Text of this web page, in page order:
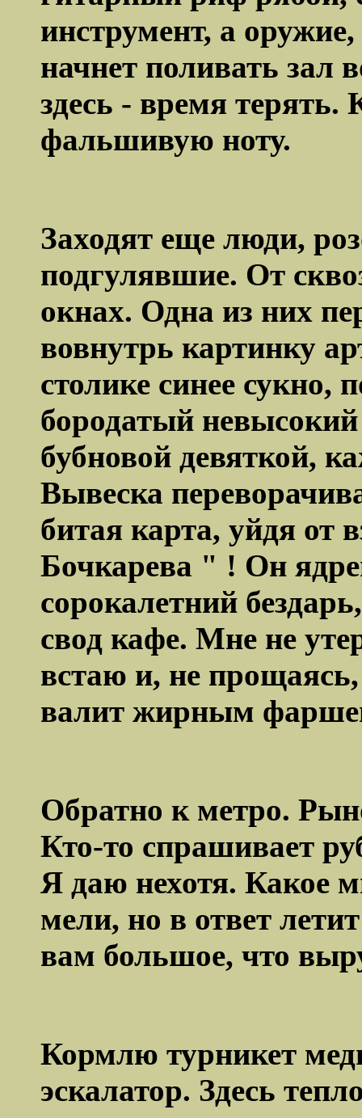
инструмент, а
начнет поливать зал
здесь - время терять.
фальшивую ноту.
Заходят еще люди,
подгулявшие. От
окнах. Одна из них
вовнутрь картинку
столике синее сукно,
бородатый
бубновой девяткой,
Вывеска
битая карта, уйдя от
Бочкарева " ! Он
сорокалетний
свод кафе. Мне не
встаю и, не
валит жирным
Обратно к метро.
Кто-то спрашивает
Я даю нехотя. Какое
мели, но в ответ
вам большое, что
Кормлю турникет
эскалатор. Здесь